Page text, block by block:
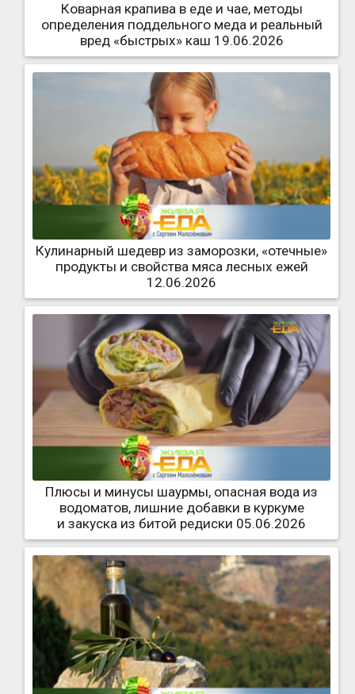
Коварная крапива в еде и чае, методы
определения поддельного меда и реальный
вред «быстрых» каш 19.06.2026
Кулинарный шедевр из заморозки, «отечные»
продукты и свойства мяса лесных ежей
12.06.2026
Плюсы и минусы шаурмы, опасная вода из
водоматов, лишние добавки в куркуме
и закуска из битой редиски 05.06.2026